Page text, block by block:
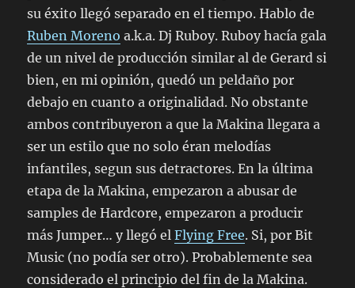
su éxito llegó separado en el tiempo. Hablo de
Ruben Moreno a.k.a. Dj Ruboy. Ruboy hacía gala
de un nivel de producción similar al de Gerard si
bien, en mi opinión, quedó un peldaño por
debajo en cuanto a originalidad. No obstante
ambos contribuyeron a que la Makina llegara a
ser un estilo que no solo éran melodías
infantiles, segun sus detractores. En la última
etapa de la Makina, empezaron a abusar de
samples de Hardcore, empezaron a producir
más Jumper… y llegó elFlying Free. Si, por Bit
Music (no podía ser otro). Probablemente sea
considerado el principio del fin de la Makina.